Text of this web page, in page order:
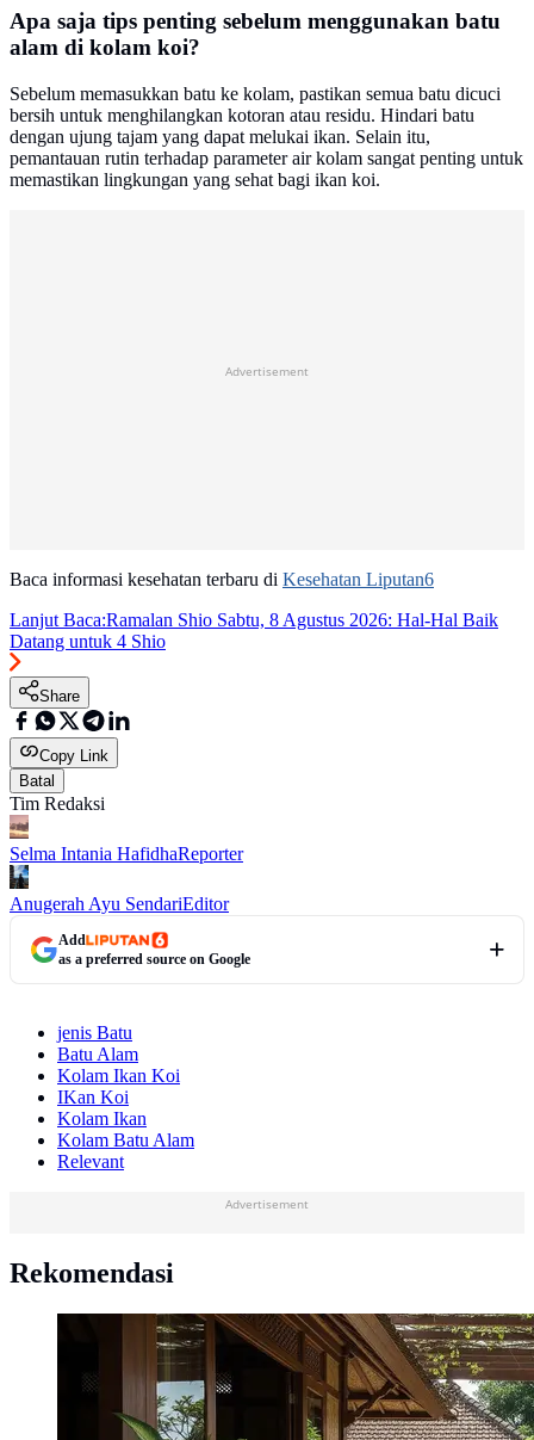
Apa saja tips penting sebelum menggunakan batu
alam di kolam koi?
Sebelum memasukkan batu ke kolam, pastikan semua batu dicuci
bersih untuk menghilangkan kotoran atau residu. Hindari batu
dengan ujung tajam yang dapat melukai ikan. Selain itu,
pemantauan rutin terhadap parameter air kolam sangat penting untuk
memastikan lingkungan yang sehat bagi ikan koi.
Advertisement
Baca informasi kesehatan terbaru di Kesehatan Liputan6
Lanjut Baca:Ramalan Shio Sabtu, 8 Agustus 2026: Hal-Hal Baik
Datang untuk 4 Shio
Share
Copy Link
Batal
Tim Redaksi
Selma Intania HafidhaReporter
Anugerah Ayu SendariEditor
Add
as a preferred source on Google
jenis Batu
Batu Alam
Kolam Ikan Koi
IKan Koi
Kolam Ikan
Kolam Batu Alam
Relevant
Advertisement
Rekomendasi